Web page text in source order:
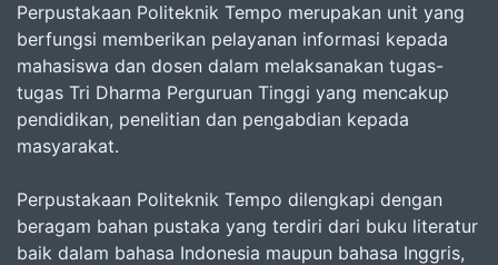
Perpustakaan Politeknik Tempo merupakan unit yang
berfungsi memberikan pelayanan informasi kepada
mahasiswa dan dosen dalam melaksanakan tugas-
tugas Tri Dharma Perguruan Tinggi yang mencakup
pendidikan, penelitian dan pengabdian kepada
masyarakat.
Perpustakaan Politeknik Tempo dilengkapi dengan
beragam bahan pustaka yang terdiri dari buku literatur
baik dalam bahasa Indonesia maupun bahasa Inggris,